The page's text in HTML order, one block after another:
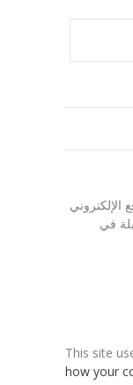
الإلكتروني
في
This site
how your